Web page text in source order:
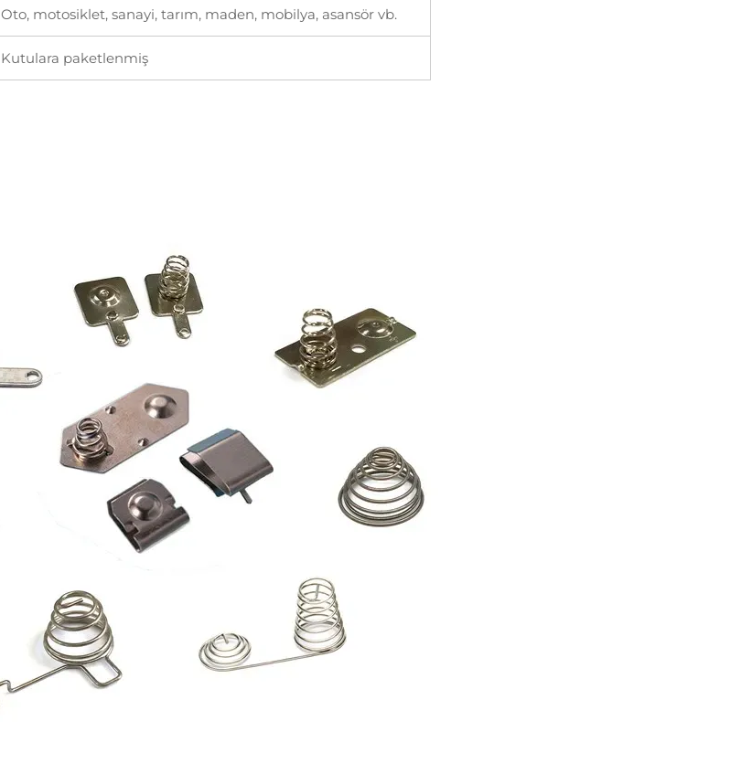
Oto, motosiklet, sanayi, tarım, maden, mobilya, asansör vb.
Kutulara paketlenmiş